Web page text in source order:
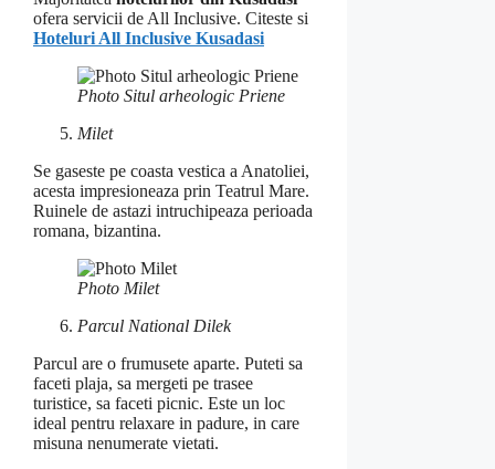
ofera servicii de All Inclusive. Citeste si
Hoteluri All Inclusive Kusadasi
Photo Situl arheologic Priene
Milet
Se gaseste pe coasta vestica a Anatoliei,
acesta impresioneaza prin Teatrul Mare.
Ruinele de astazi intruchipeaza perioada
romana, bizantina.
Photo Milet
Parcul National Dilek
Parcul are o frumusete aparte. Puteti sa
faceti plaja, sa mergeti pe trasee
turistice, sa faceti picnic. Este un loc
ideal pentru relaxare in padure, in care
misuna nenumerate vietati.